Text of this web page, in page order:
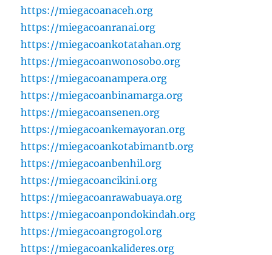
https://miegacoanaceh.org
https://miegacoanranai.org
https://miegacoankotatahan.org
https://miegacoanwonosobo.org
https://miegacoanampera.org
https://miegacoanbinamarga.org
https://miegacoansenen.org
https://miegacoankemayoran.org
https://miegacoankotabimantb.org
https://miegacoanbenhil.org
https://miegacoancikini.org
https://miegacoanrawabuaya.org
https://miegacoanpondokindah.org
https://miegacoangrogol.org
https://miegacoankalideres.org